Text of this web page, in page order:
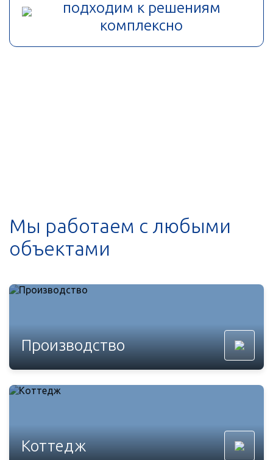
подходим к решениям
комплексно
Мы работаем с любыми
объектами
Производство
Коттедж